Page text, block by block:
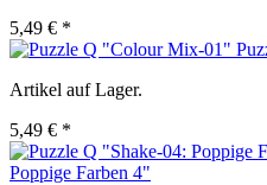
5,49 € *
Artikel auf Lager.
5,49 € *
Poppige Farben 4"